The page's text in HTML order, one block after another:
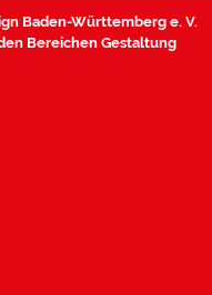
Baden-Württemberg e. V.
Bereichen Gestaltung